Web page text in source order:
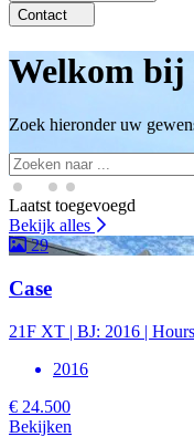
Contact
Welkom bij
Zoek hieronder uw
Welkom bij
Zoek hieronder uw
Welkom bij
Zoek hieronder uw
Welkom bij
Zoek hieronder uw
Laatst toegevoegd
Bekijk alles
29
Case
21F XT | BJ: 2016 |
2016
€ 24.500
Bekijken